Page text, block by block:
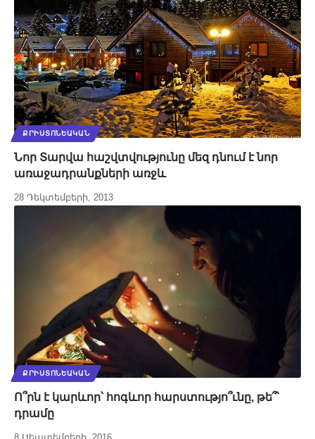
ՔՐԻՍՏՈՆԵԱԿԱՆ
Նոր Տարվա հաշվտվությունը մեզ դնում է նոր
առաջադրանքների առջև
28 Դեկտեմբերի, 2013
ՔՐԻՍՏՈՆԵԱԿԱՆ
Ո՞րն է կարևոր՝ հոգևոր հարստությո՞ւնը, թե՞՝
դրամը